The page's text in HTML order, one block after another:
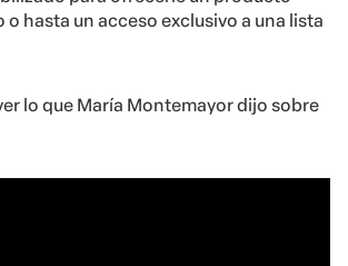
hasta un acceso exclusivo a una lista
lo que María Montemayor dijo sobre